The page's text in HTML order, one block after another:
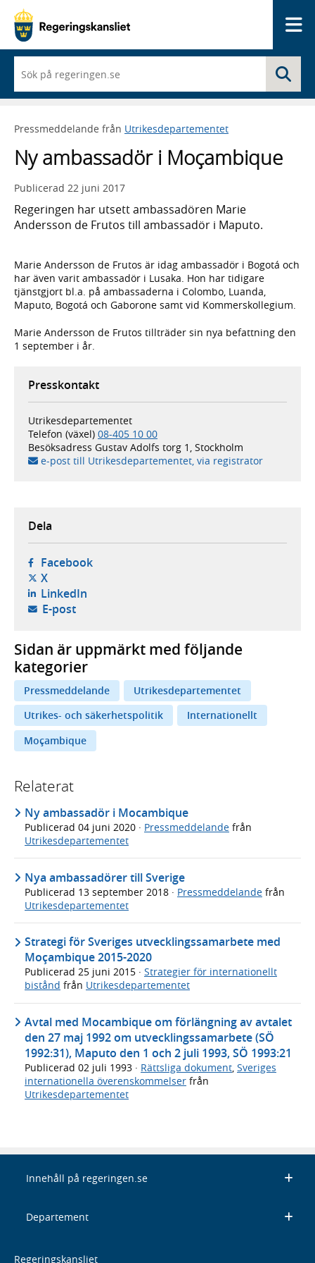
du
börjar
skriva
framträder
lista
med
sökförslag
Pressmeddelande från Utrikesdepartementet
Ny ambassadör i Moҫambique
Publicerad 22 juni 2017
Regeringen har utsett ambassadören Marie
Andersson de Frutos till ambassadör i Maputo.
Marie Andersson de Frutos är idag ambassadör i Bogotá och
har även varit ambassadör i Lusaka. Hon har tidigare
tjänstgjort bl.a. på ambassaderna i Colombo, Luanda,
Maputo, Bogotá och Gaborone samt vid Kommerskollegium.
Marie Andersson de Frutos tillträder sin nya befattning den
1 september i år.
Presskontakt
Utrikesdepartementet
Telefon (växel) 08-405 10 00
Besöksadress Gustav Adolfs torg 1, Stockholm
e-post till Utrikesdepartementet, via registrator
Dela
Facebook- öppnas i ny flik, extern webbplats,
X- öppnas i ny flik, extern webbplats,
LinkedIn- öppnas i ny flik, extern webbplats,
E-post- öppnar din e-postklient,
Sidan är uppmärkt med följande
kategorier
Pressmeddelande
Utrikesdepartementet
Utrikes- och säkerhetspolitik
Internationellt
Moçambique
Relaterat
Ny ambassadör i Mocambique
Publicerad 04 juni 2020 · Pressmeddelande från
Utrikesdepartementet
Nya ambassadörer till Sverige
Publicerad 13 september 2018 · Pressmeddelande från
Utrikesdepartementet
Strategi för Sveriges utvecklingssamarbete med
Moçambique 2015-2020
Publicerad 25 juni 2015 · Strategier för internationellt
bistånd från Utrikesdepartementet
Avtal med Mocambique om förlängning av avtalet
den 27 maj 1992 om utvecklingssamarbete (SÖ
1992:31), Maputo den 1 och 2 juli 1993, SÖ 1993:21
Publicerad 02 juli 1993 · Rättsliga dokument, Sveriges
internationella överenskommelser från
Utrikesdepartementet
Innehåll på regeringen.se
Departement
Regeringskansliet